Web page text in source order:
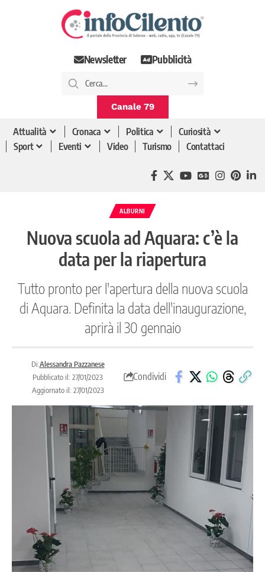
Newsletter Pubblicità
Canale 79
Attualità Cronaca Politica
Curiosità
Sport
Eventi Video Turismo Contattaci
ALBURNI
Nuova scuola ad Aquara: c’è la
data per la riapertura
Tutto pronto per l'apertura della nuova scuola
di Aquara. Definita la data dell'inaugurazione,
aprirà il 30 gennaio
Di:Alessandra Pazzanese
Pubblicato il: 27/01/2023
Aggiornato il: 27/01/2023
Condividi